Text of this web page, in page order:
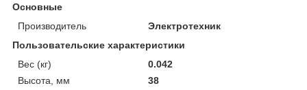
Основные
Производитель
Электротехник
Пользовательские характеристики
Вес (кг)
0.042
Высота, мм
38